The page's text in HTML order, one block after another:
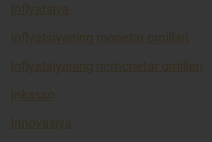
Inflyatsiya
Inflyatsiyaning monetar omillari
Inflyatsiyaning nomonetar omillari
Inkasso
Innovasiya